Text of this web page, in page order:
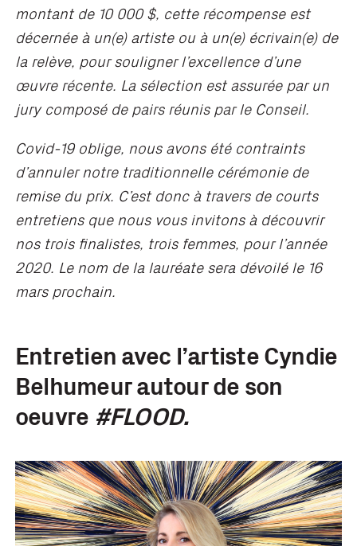
montant de 10 000 $, cette récompense est
décernée à un(e) artiste ou à un(e) écrivain(e) de
la relève, pour souligner l’excellence d’une
œuvre récente. La sélection est assurée par un
jury composé de pairs réunis par le Conseil.
Covid-19 oblige, nous avons été contraints
d’annuler notre traditionnelle cérémonie de
remise du prix. C’est donc à travers de courts
entretiens que nous vous invitons à découvrir
nos trois finalistes, trois femmes, pour l’année
2020. Le nom de la lauréate sera dévoilé le 16
mars prochain.
Entretien avec l’artiste Cyndie
Belhumeur autour de son
oeuvre #FLOOD.